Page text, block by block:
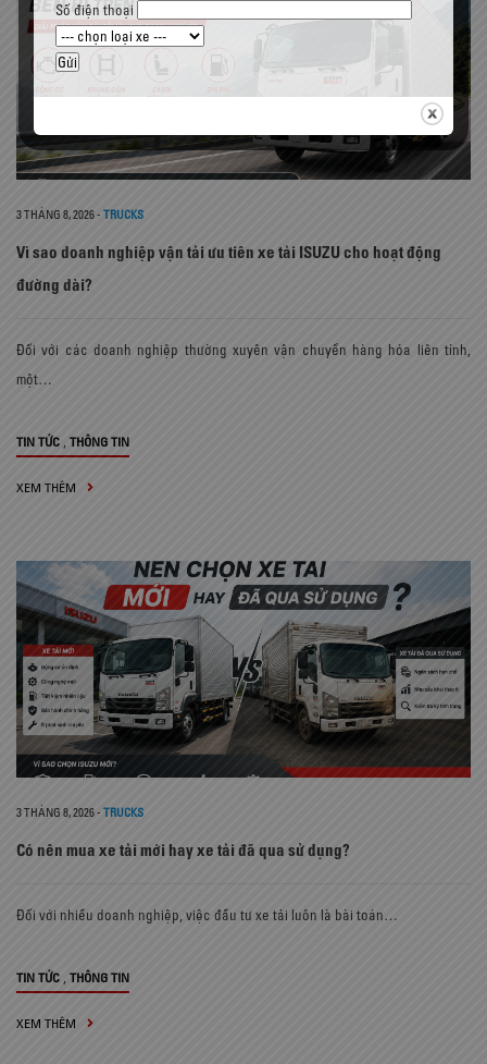
3 THÁNG 8, 2026- TRUCKS
Vì sao doanh nghiệp vận tải ưu tiên xe tải ISUZU cho hoạt động
đường dài?
Đối với các doanh nghiệp thường xuyên vận chuyển hàng hóa liên tỉnh,
một…
TIN TỨC THÔNG TIN
XEM THÊM
3 THÁNG 8, 2026- TRUCKS
Có nên mua xe tải mới hay xe tải đã qua sử dụng?
Đối với nhiều doanh nghiệp, việc đầu tư xe tải luôn là bài toán…
TIN TỨC THÔNG TIN
XEM THÊM
Số điện thoại